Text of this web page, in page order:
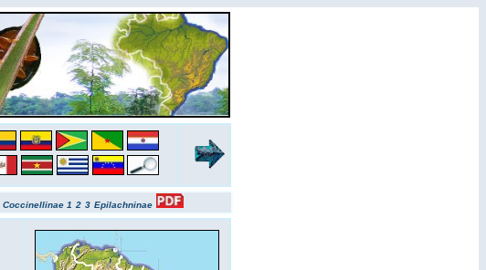
Coccinellinae 1 2 3 Epilachninae